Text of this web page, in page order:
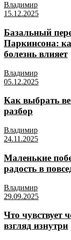
Владимир
15.12.2025
Базальный
Паркинсона:
болезнь влияет
Владимир
05.12.2025
Как выбрать
разбор
Владимир
24.11.2025
Маленькие
радость в
Владимир
29.09.2025
Что чувствует
взгляд изнутри